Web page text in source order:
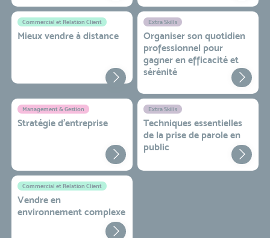
Commercial et Relation Client
Mieux vendre à distance
Extra Skills
Organiser son quotidien
professionnel pour
gagner en efficacité et
sérénité
Management & Gestion
Stratégie d’entreprise
Extra Skills
Techniques essentielles
de la prise de parole en
public
Commercial et Relation Client
Vendre en
environnement complexe